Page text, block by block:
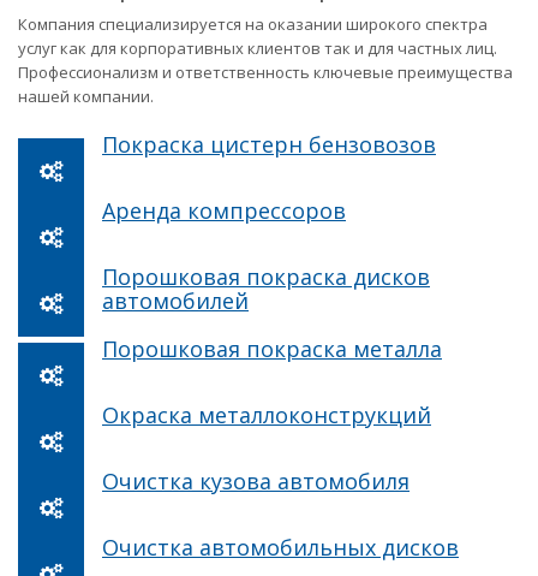
Компания специализируется на оказании широкого спектра
услуг как для корпоративных клиентов так и для частных лиц.
Профессионализм и ответственность ключевые преимущества
нашей компании.
Покраска цистерн бензовозов
Аренда компрессоров
Порошковая покраска дисков
автомобилей
Порошковая покраска металла
Окраска металлоконструкций
Очистка кузова автомобиля
Очистка автомобильных дисков